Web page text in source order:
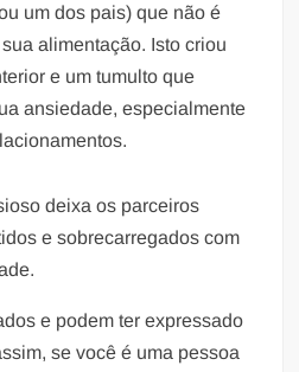
um dos pais) que não é
alimentação. Isto criou
e um tumulto que
ansiedade, especialmente
deixa os parceiros
e sobrecarregados com
e podem ter expressado
se você é uma pessoa